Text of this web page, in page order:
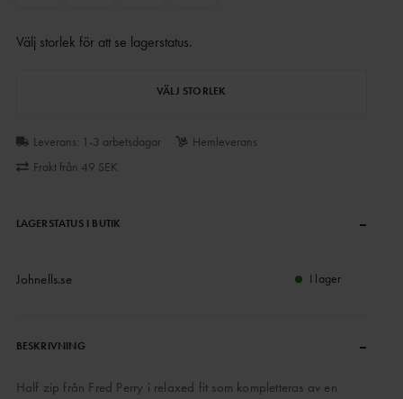
Välj storlek för att se lagerstatus.
VÄLJ STORLEK
Leverans: 1-3 arbetsdagar
Hemleverans
Frakt från 49 SEK
LAGERSTATUS I BUTIK –
Johnells.se I lager
BESKRIVNING –
Half zip från Fred Perry i relaxed fit som kompletteras av en